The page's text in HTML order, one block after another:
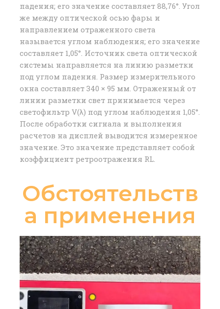
падения; его значение составляет 88,76°. Угол
же между оптической осью фары и
направлением отраженного света
называется углом наблюдения; его значение
составляет 1,05°. Источник света оптической
системы направляется на линию разметки
под углом падения. Размер измерительного
окна составляет 340 × 95 мм. Отраженный от
линии разметки свет принимается через
светофильтр V(λ) под углом наблюдения 1,05°.
После обработки сигнала и выполнения
расчетов на дисплей выводится измеренное
значение. Это значение представляет собой
коэффициент ретроотражения RL.
Обстоятельств
а применения